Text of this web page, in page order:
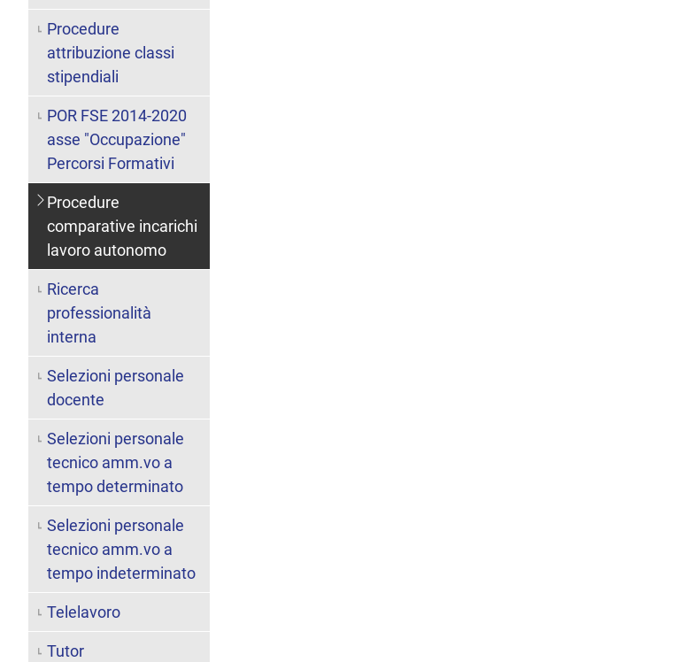
Procedure
attribuzione classi
stipendiali
POR FSE 2014-2020
asse "Occupazione"
Percorsi Formativi
Procedure
comparative incarichi
lavoro autonomo
Ricerca
professionalità
interna
Selezioni personale
docente
Selezioni personale
tecnico amm.vo a
tempo determinato
Selezioni personale
tecnico amm.vo a
tempo indeterminato
Telelavoro
Tutor